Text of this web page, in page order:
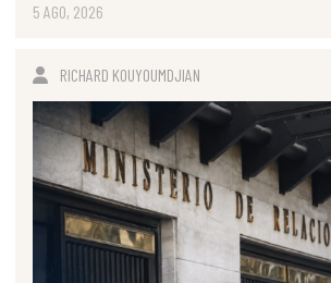
5 AGO, 2026
RICHARD KOUYOUMDJIAN